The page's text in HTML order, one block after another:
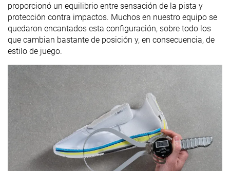
proporcionó un equilibrio entre sensación de la pista y
protección contra impactos. Muchos en nuestro equipo se
quedaron encantados esta configuración, sobre todo los
que cambian bastante de posición y, en consecuencia, de
estilo de juego.